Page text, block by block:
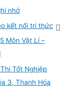
nhớ
kết nối tri thức
Môn Vật Lí –
Tốt Nghiệp
3, Thanh Hóa